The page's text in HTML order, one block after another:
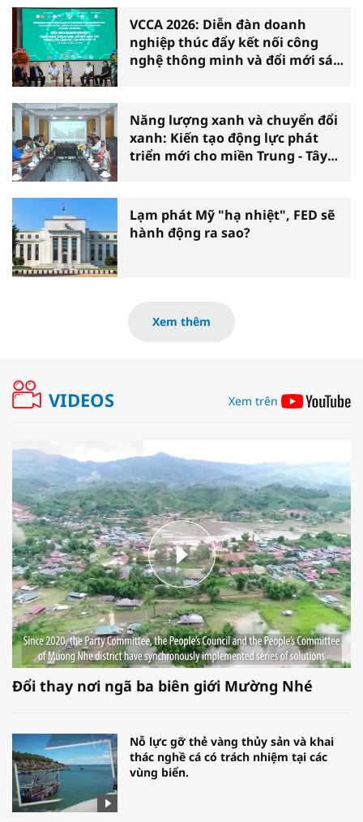
VCCA 2026: Diễn đàn doanh
nghiệp thúc đẩy kết nối công
nghệ thông minh và đổi mới sáng
Năng lượng xanh và chuyển đổi
xanh: Kiến tạo động lực phát
triển mới cho miền Trung - Tây
Lạm phát Mỹ "hạ nhiệt", FED sẽ
hành động ra sao?
Xem thêm
VIDEOS Xem trên
Đổi thay nơi ngã ba biên giới Mường Nhé
Nỗ lực gỡ thẻ vàng thủy sản và khai
thác nghề cá có trách nhiệm tại các
vùng biển.